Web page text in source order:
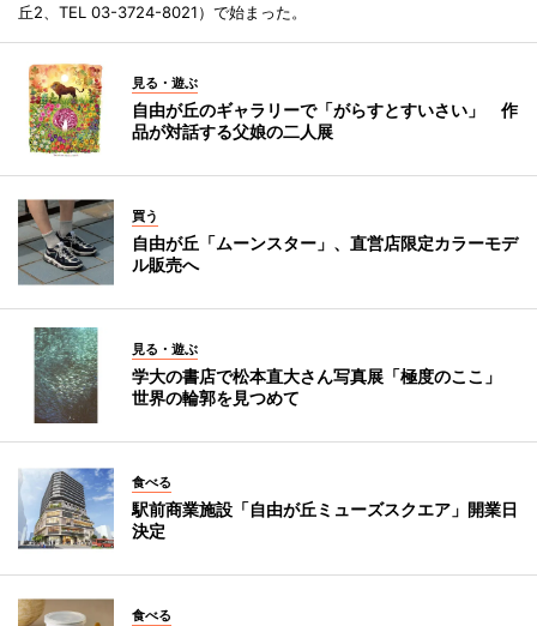
丘2、TEL 03-3724-8021）で始まった。
見る・遊ぶ
自由が丘のギャラリーで「がらすとすいさい」 作
品が対話する父娘の二人展
買う
自由が丘「ムーンスター」、直営店限定カラーモデ
ル販売へ
見る・遊ぶ
学大の書店で松本直大さん写真展「極度のここ」
世界の輪郭を見つめて
食べる
駅前商業施設「自由が丘ミューズスクエア」開業日
決定
食べる